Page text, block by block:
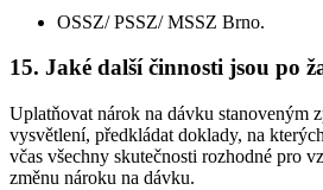
OSSZ/ PSSZ/ MSSZ Brno.
15. Jaké další činnosti jsou po
Uplatňovat nárok na dávku stanoveným
vysvětlení, předkládat doklady, na
včas všechny skutečnosti rozhodné pro
změnu nároku na dávku.